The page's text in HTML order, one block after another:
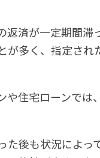
返済が一定期間
が多く、指定さ
や住宅ローンでは
た後も状況によ